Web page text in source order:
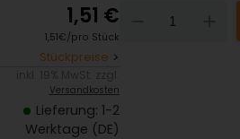
1,51 €
1,51€/pro Stück
Stückpreise
Versandkosten
Lieferung: 1-2
Werktage (DE)
Down